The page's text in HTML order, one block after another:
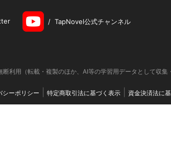
/ TapNovel公式チャンネル
利用（転載・複製のほか、AI等の学習用データとして収
シーポリシー 特定商取引法に基づく表示 資金決済法に